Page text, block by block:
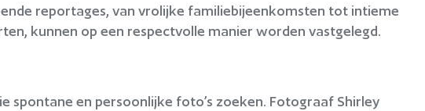
reportages, van vrolijke familiebijeenkomsten tot intieme
kunnen op een respectvolle manier worden vastgelegd.
spontane en persoonlijke foto’s zoeken. Fotograaf Shirley